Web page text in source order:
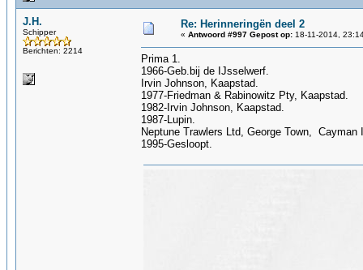
J.H.
Schipper
Berichten: 2214
Re: Herinneringën deel 2
« Antwoord #997 Gepost op: 18-11-2014,
Prima 1.
1966-Geb.bij de IJsselwerf.
Irvin Johnson, Kaapstad.
1977-Friedman & Rabinowitz Pty, Kaapstad.
1982-Irvin Johnson, Kaapstad.
1987-Lupin.
Neptune Trawlers Ltd, George Town, Cayman
1995-Gesloopt.